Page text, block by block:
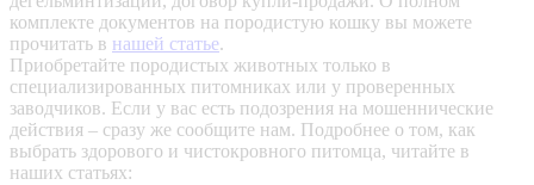
комплекте документов на породистую кошку вы можете
прочитать в нашей статье.
Приобретайте породистых животных только в
специализированных питомниках или у проверенных
заводчиков. Если у вас есть подозрения на мошеннические
действия – сразу же сообщите нам. Подробнее о том, как
выбрать здорового и чистокровного питомца, читайте в
наших статьях: